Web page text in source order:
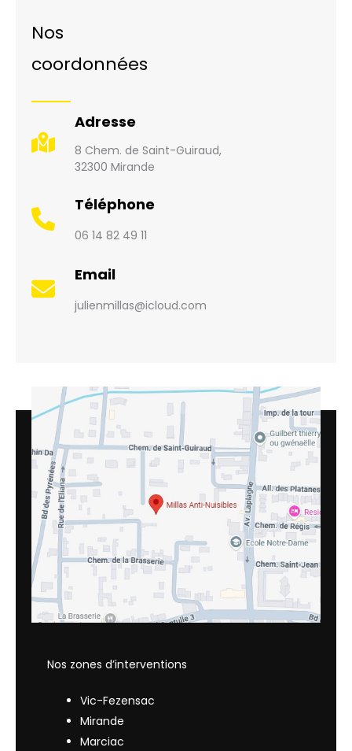
Nos
coordonnées
Adresse
8 Chem. de Saint-Guiraud,
32300 Mirande
Téléphone
06 14 82 49 11
Email
julienmillas@icloud.com
Nos zones d’interventions
Vic-Fezensac
Mirande
Marciac